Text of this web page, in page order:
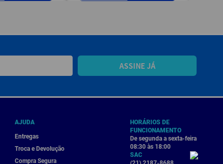
ASSINE JÁ
AJUDA
Entregas
Troca e Devolução
Compra Segura
HORÁRIOS DE
FUNCIONAMENTO
De segunda a sexta-feira
08:30 às 18:00
SAC